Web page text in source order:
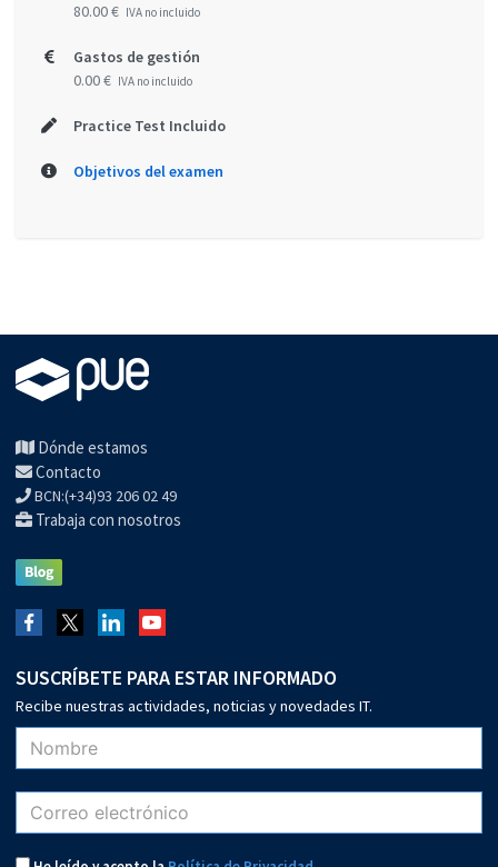
80.00 € IVA no incluido
Gastos de gestión
0.00 € IVA no incluido
Practice Test Incluido
Objetivos del examen
Dónde estamos
Contacto
BCN:(+34)93 206 02 49
Trabaja con nosotros
SUSCRÍBETE PARA ESTAR INFORMADO
Recibe nuestras actividades, noticias y novedades IT.